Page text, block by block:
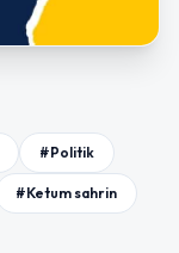
#Politik
#Ketum sahrin